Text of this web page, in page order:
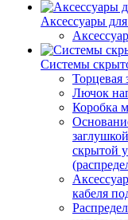
Аксессуары
Системы
Торцевая
Лючок
Коробка
скрытой
кабеля